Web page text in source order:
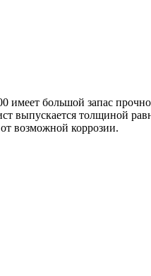
большой запас
толщиной
возможной коррозии.